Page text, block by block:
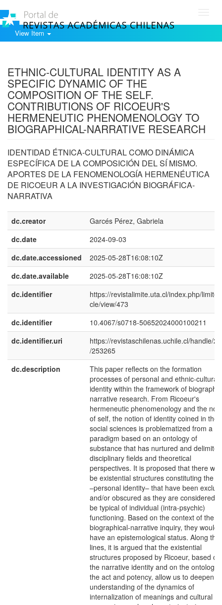
View Item
ETHNIC-CULTURAL IDENTITY AS A
SPECIFIC DYNAMIC OF THE
COMPOSITION OF THE SELF.
CONTRIBUTIONS OF RICOEUR'S
HERMENEUTIC PHENOMENOLOGY TO
BIOGRAPHICAL-NARRATIVE RESEARCH
IDENTIDAD ÉTNICA-CULTURAL COMO DINÁMICA
ESPECÍFICA DE LA COMPOSICIÓN DEL SÍ MISMO.
APORTES DE LA FENOMENOLOGÍA HERMENÉUTICA
DE RICOEUR A LA INVESTIGACIÓN BIOGRÁFICA-
NARRATIVA
dc.creator
Garcés Pérez, Gabriela
dc.date
2024-09-03
dc.date.accessioned
2025-05-28T16:08:10Z
dc.date.available
2025-05-28T16:08:10Z
dc.identifier
https://revistalimite.uta.cl/index.php/limite/
cle/view/473
dc.identifier
10.4067/s0718-50652024000100211
dc.identifier.uri
https://revistaschilenas.uchile.cl/handle/
/253265
dc.description
This paper reflects on the formation
processes of personal and ethnic-cultural
identity within the framework of
narrative research. From Ricoeur's
hermeneutic phenomenology and the
of self, the notion of identity coined in the
social sciences is problematized from a
paradigm based on an ontology of
substance that has nurtured and delimited
disciplinary fields and theoretical
perspectives. It is proposed that there
be existential structures constituting the
–personal identity– that have been
and/or obscured as they are considered
be typical of individual (intra-psychic)
functioning. Based on the context of the
biographical-narrative inquiry, they would
have an epistemological status. Along
lines, it is argued that the existential
structures proposed by Ricoeur, based on
the narrative identity and on the ontology
the act and potency, allow us to deepen
understanding of the dynamics of
internalization of meanings and cultural